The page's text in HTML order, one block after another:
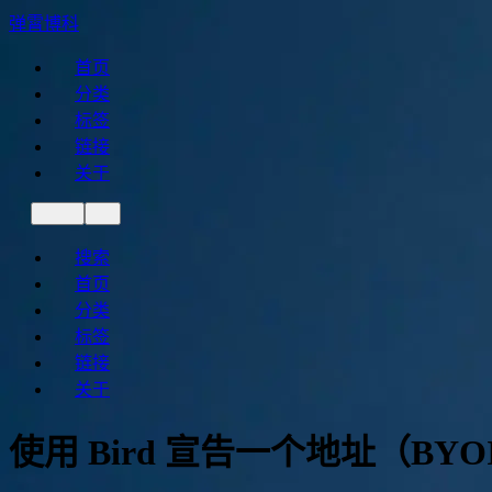
弹霄博科
首页
分类
标签
链接
关于
搜索
首页
分类
标签
链接
关于
使用 Bird 宣告一个地址（